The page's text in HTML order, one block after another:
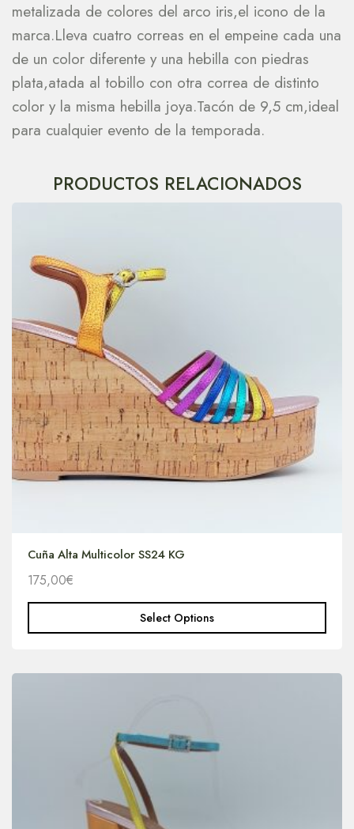
metalizada de colores del arco iris,el icono de la
marca.Lleva cuatro correas en el empeine cada una
de un color diferente y una hebilla con piedras
plata,atada al tobillo con otra correa de distinto
color y la misma hebilla joya.Tacón de 9,5 cm,ideal
para cualquier evento de la temporada.
PRODUCTOS RELACIONADOS
Cuña Alta Multicolor SS24 KG
175,00€
Select Options